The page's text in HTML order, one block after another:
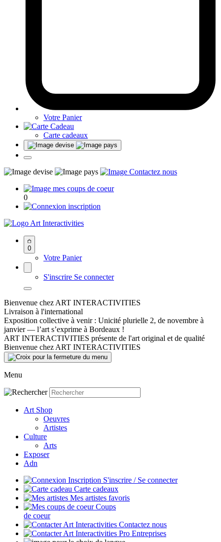
Votre Panier
Carte cadeaux
0
Art Interactivities
0
Votre Panier
S'inscrire Se connecter
Bienvenue chez ART INTERACTIVITIES
Livraison à l'international
Exposition collective à venir : Unicité plurielle 2, de novembre à
janvier — l’art s’exprime à Bordeaux !
ART INTERACTIVITIES présente de l'art original et de qualité
Bienvenue chez ART INTERACTIVITIES
Menu
Art Shop
Oeuvres
Artistes
Culture
Arts
Exposer
Adn
S'inscrire / Se connecter
Carte cadeaux
Mes artistes favoris
Coups
de coeur
Contactez nous
Entreprises